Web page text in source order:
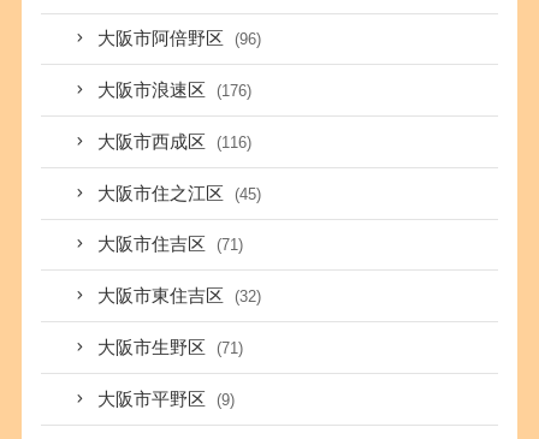
大阪市阿倍野区 (96)
大阪市浪速区 (176)
大阪市西成区 (116)
大阪市住之江区 (45)
大阪市住吉区 (71)
大阪市東住吉区 (32)
大阪市生野区 (71)
大阪市平野区 (9)